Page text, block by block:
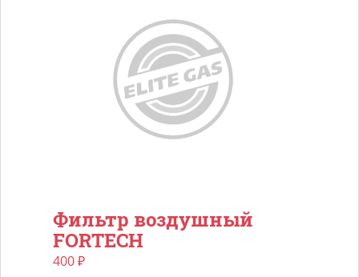
Фильтр воздушный
FORTECH
400₽